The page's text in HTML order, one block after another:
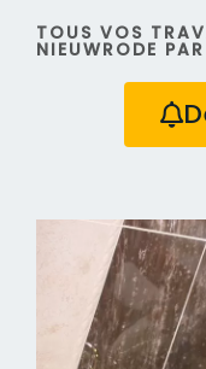
TOUS VOS
NIEUWRODE